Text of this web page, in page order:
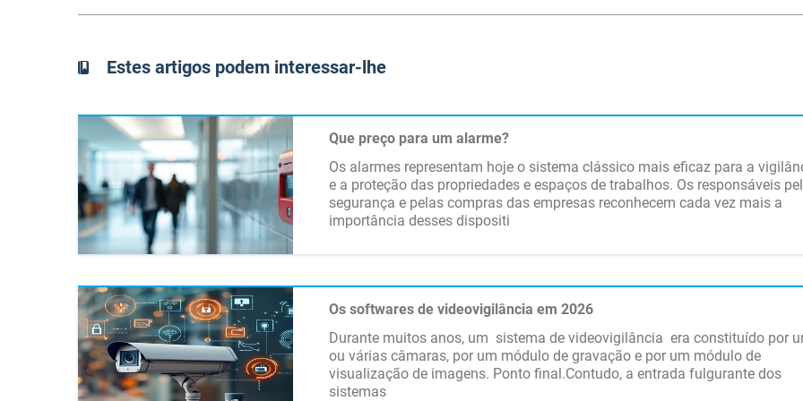
Estes artigos podem interessar-lhe
Que preço para um alarme?
Os alarmes representam hoje o sistema clássico mais eficaz para a
e a proteção das propriedades e espaços de trabalhos. Os responsáveis
segurança e pelas compras das empresas reconhecem cada vez mais a
importância desses dispositi
Os softwares de videovigilância em 2026
Durante muitos anos, um sistema de videovigilância era constituído por
ou várias câmaras, por um módulo de gravação e por um módulo de
visualização de imagens. Ponto final.Contudo, a entrada fulgurante dos
sistemas